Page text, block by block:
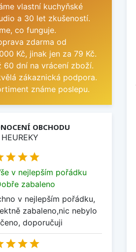
vlastní kuchyňské
a 30 let zkušeností.
co funguje.
zdarma od
Kč, jinak jen za 79 Kč.
60 dní na vrácení zboží.
zákaznická podpora.
známe poslepu.
OBCHODU

v nejlepším pořádku
zabaleno
v nejlepším pořádku,
zabaleno,nic nebylo
doporučuji
